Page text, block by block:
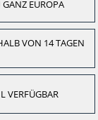
EUROPA
VON 14 TAGEN
VERFÜGBAR